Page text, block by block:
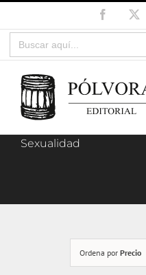
al
contenido
Facebook
Buscar:
Sexualidad
Ordena por Precio